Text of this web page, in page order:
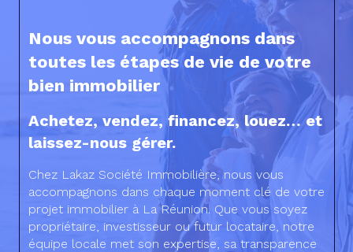
Nous vous accompagnons dans
toutes les étapes de vie de votre
bien immobilier
Achetez, vendez, financez, louez… et
laissez-nous gérer.
Chez Lakaz Société Immobilière, nous vous
accompagnons dans chaque moment clé de votre
projet immobilier à La Réunion. Que vous soyez
propriétaire, investisseur ou futur locataire, notre
équipe locale met son expertise, sa transparence